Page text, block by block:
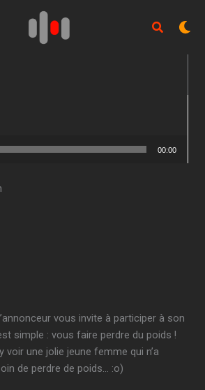
00:00
vous invite à participer à son
simple : vous faire perdre du poids !
voir une jolie jeune femme qui n’a
de perdre de poids… :o)